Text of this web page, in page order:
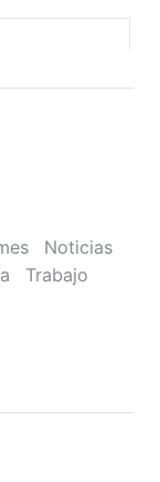
Noticias
Trabajo